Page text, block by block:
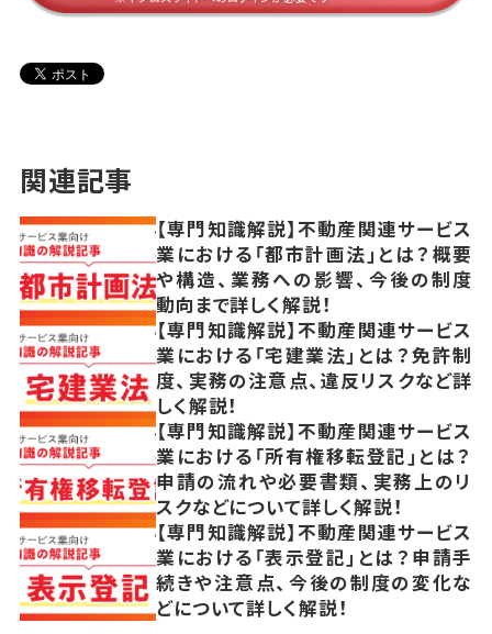
関連記事
【専門知識解説】不動産関連サービス
業における「都市計画法」とは？概要
や構造、業務への影響、今後の制度
動向まで詳しく解説！
【専門知識解説】不動産関連サービス
業における「宅建業法」とは？免許制
度、実務の注意点、違反リスクなど詳
しく解説！
【専門知識解説】不動産関連サービス
業における「所有権移転登記」とは？
申請の流れや必要書類、実務上のリ
スクなどについて詳しく解説！
【専門知識解説】不動産関連サービス
業における「表示登記」とは？申請手
続きや注意点、今後の制度の変化な
どについて詳しく解説！